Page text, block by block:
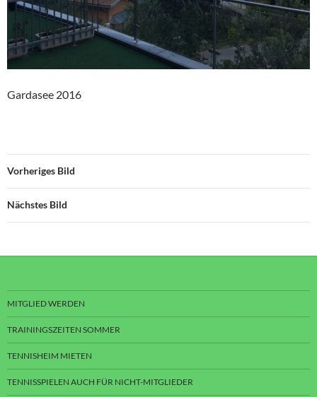
Gardasee 2016
Vorheriges Bild
Nächstes Bild
MITGLIED WERDEN
TRAININGSZEITEN SOMMER
TENNISHEIM MIETEN
TENNISSPIELEN AUCH FÜR NICHT-MITGLIEDER